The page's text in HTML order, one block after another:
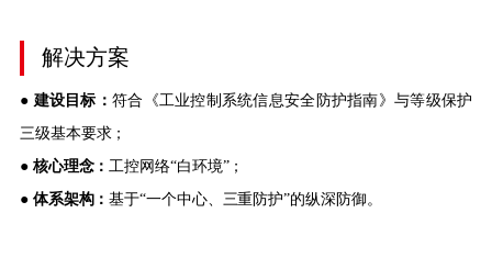
解决方案
● 建设目标： 符合《工业控制系统信息安全防护指南》与等级保护
三级基本要求；
● 核心理念：工控网络“白环境”；
● 体系架构：基于“一个中心、三重防护”的纵深防御。